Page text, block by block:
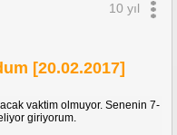
bununla değiştirdim.
gerçekten güzelmiş hala
görüp hem analog hem
edifice serisine geçiş
10 yıl
[20.02.2017]
vaktim olmuyor. Senenin 7-
giriyorum.